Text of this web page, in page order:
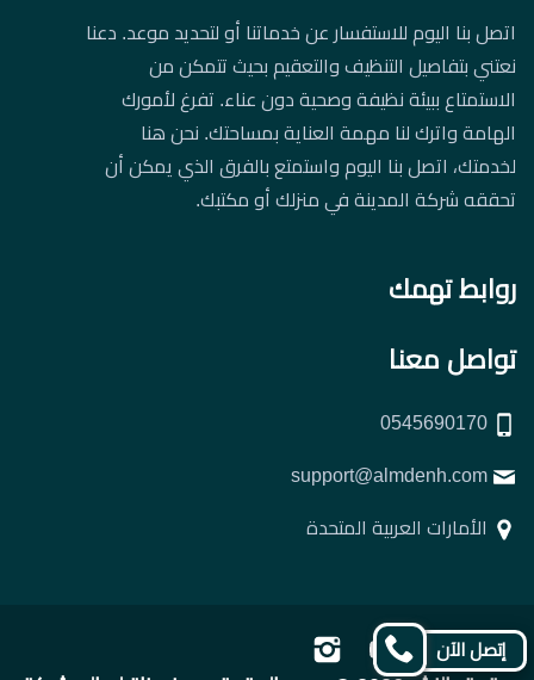
اتصل بنا اليوم للاستفسار عن خدماتنا أو لتحديد موعد. دعنا
نعتني بتفاصيل التنظيف والتعقيم بحيث تتمكن من
الاستمتاع ببيئة نظيفة وصحية دون عناء. تفرغ لأمورك
الهامة واترك لنا مهمة العناية بمساحتك. نحن هنا
لخدمتك، اتصل بنا اليوم واستمتع بالفرق الذي يمكن أن
تحققه شركة المدينة في منزلك أو مكتبك.
روابط تهمك
تواصل معنا
الأمارات العربية المتحدة
تابعنا
تابعنا
تابعنا
إتصل الآن